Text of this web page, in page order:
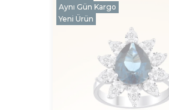
Aynı Gün Kargo
Yeni Ürün